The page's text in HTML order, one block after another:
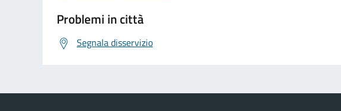
Problemi in città
Segnala disservizio